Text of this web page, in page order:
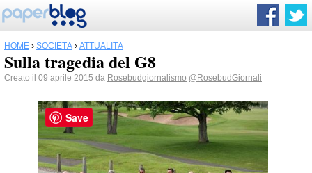
HOME › SOCIETÀ › ATTUALITÀ
Sulla tragedia del G8
Creato il 09 aprile 2015 da Rosebudgiornalismo @RosebudGiornali
Save